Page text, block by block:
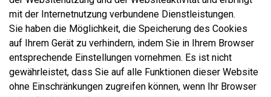
mit der Internetnutzung verbundene Dienstleistungen.
Sie haben die Möglichkeit, die Speicherung des Cookies
auf Ihrem Gerät zu verhindern, indem Sie in Ihrem Browser
entsprechende Einstellungen vornehmen. Es ist nicht
gewährleistet, dass Sie auf alle Funktionen dieser Website
ohne Einschränkungen zugreifen können, wenn Ihr Browser